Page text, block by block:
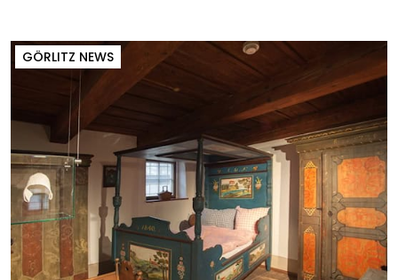
GÖRLITZ NEWS